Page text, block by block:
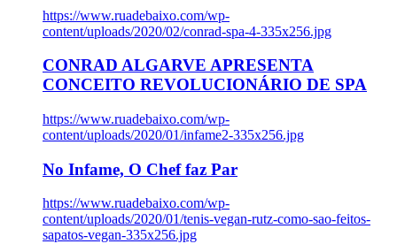
https://www.ruadebaixo.com/wp-
content/uploads/2020/02/conrad-spa-4-335x256.jpg
CONRAD ALGARVE APRESENTA
CONCEITO REVOLUCIONÁRIO DE SPA
https://www.ruadebaixo.com/wp-
content/uploads/2020/01/infame2-335x256.jpg
No Infame, O Chef faz Par
https://www.ruadebaixo.com/wp-
content/uploads/2020/01/tenis-vegan-rutz-como-sao-feitos-
sapatos-vegan-335x256.jpg